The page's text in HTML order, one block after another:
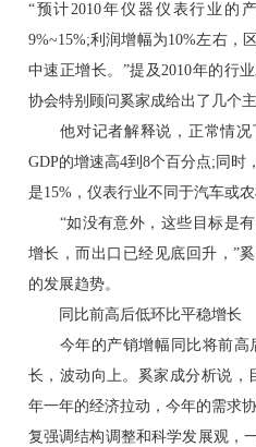
“预计2010年仪器仪表行业的
9%~15%;利润增幅为10%左右，
中速正增长。”提及2010年的行
协会特别顾问奚家成给出了几个主
他对记者解释说，正常情况
GDP的增速高4到8个百分点;同时
是15%，仪表行业不同于汽车或农
“如没有意外，这些目标是有
增长，而出口已经见底回升，”
的发展趋势。
同比前高后低环比平稳增长
今年的产销增幅同比将前高
长，波动向上。奚家成分析说，
年一年的经济拉动，今年的需求
复强调结构调整和科学发展观，